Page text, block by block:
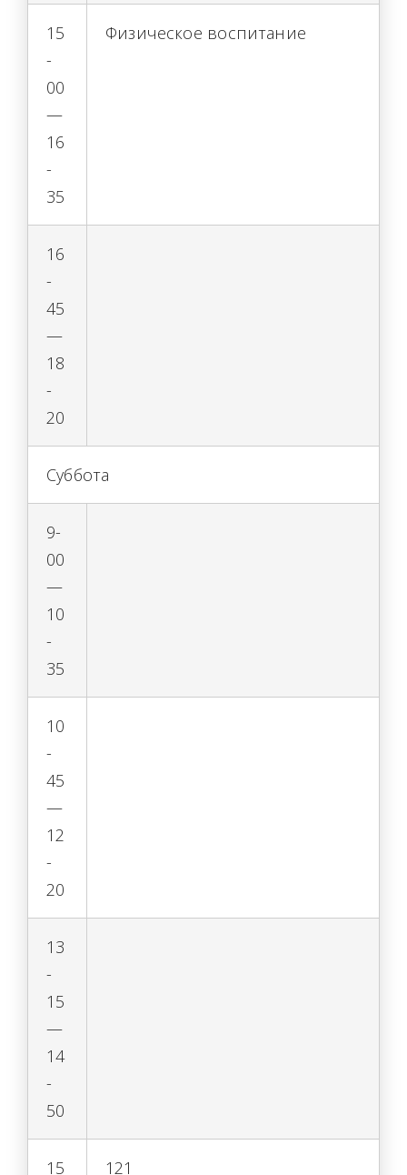
15
-
00
—
16
-
35
Физическое воспитание
16
-
45
—
18
-
20
Суббота
9-
00
—
10
-
35
10
-
45
—
12
-
20
13
-
15
—
14
-
50
15 121